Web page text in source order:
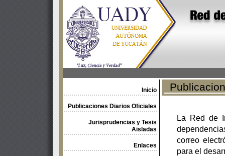
Inicio
Publicaciones Diarios Oficiales
Jurisprudencias y Tesis
Aisladas
Enlaces
La Red de
correo
para el